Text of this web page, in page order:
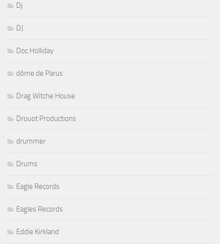
Dj
DJ
Doc Holliday
dôme de Parus
Drag Witche House
Drouot Productions
drummer
Drums
Eagle Records
Eagles Records
Eddie Kirkland